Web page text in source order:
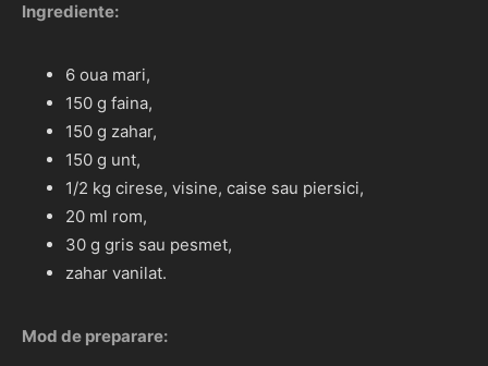
Ingrediente:
6 oua mari,
150 g faina,
150 g zahar,
150 g unt,
1/2 kg cirese, visine, caise sau piersici,
20 ml rom,
30 g gris sau pesmet,
zahar vanilat.
Mod de preparare: